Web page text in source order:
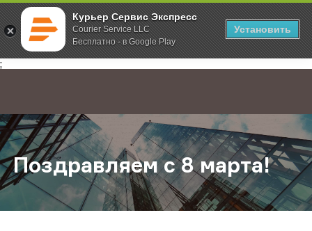
Курьер Сервис Экспресс
Courier Service LLC
Бесплатно - в Google Play
Установить
;
Главная О компании Новости Поздравляем с 8 марта!
Поздравляем с 8 марта!